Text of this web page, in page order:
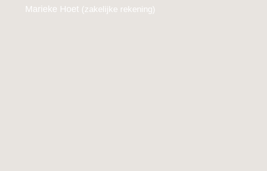
Marieke Hoet (zakelijke rekening)